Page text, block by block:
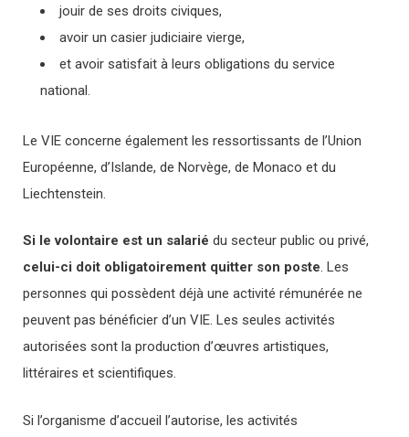
jouir de ses droits civiques,
avoir un casier judiciaire vierge,
et avoir satisfait à leurs obligations du service
national.
Le VIE concerne également les ressortissants de l’Union
Européenne, d’Islande, de Norvège, de Monaco et du
Liechtenstein.
Si le volontaire est un salarié du secteur public ou privé,
celui-ci doit obligatoirement quitter son poste. Les
personnes qui possèdent déjà une activité rémunérée ne
peuvent pas bénéficier d’un VIE. Les seules activités
autorisées sont la production d’œuvres artistiques,
littéraires et scientifiques.
Si l’organisme d’accueil l’autorise, les activités